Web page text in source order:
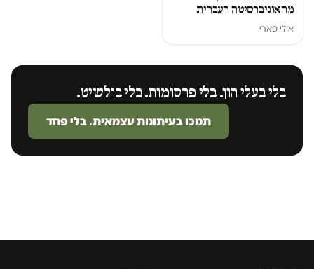
מהאוניברסיטה העברית
אילי פארי
בלי בעלי הון. בלי פרסומות. בלי בולשיט.
תמכו בעיתונות עצמאית. בלי פחד